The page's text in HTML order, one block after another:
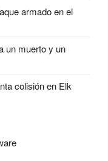
armado en el
un muerto y un
colisión en Elk